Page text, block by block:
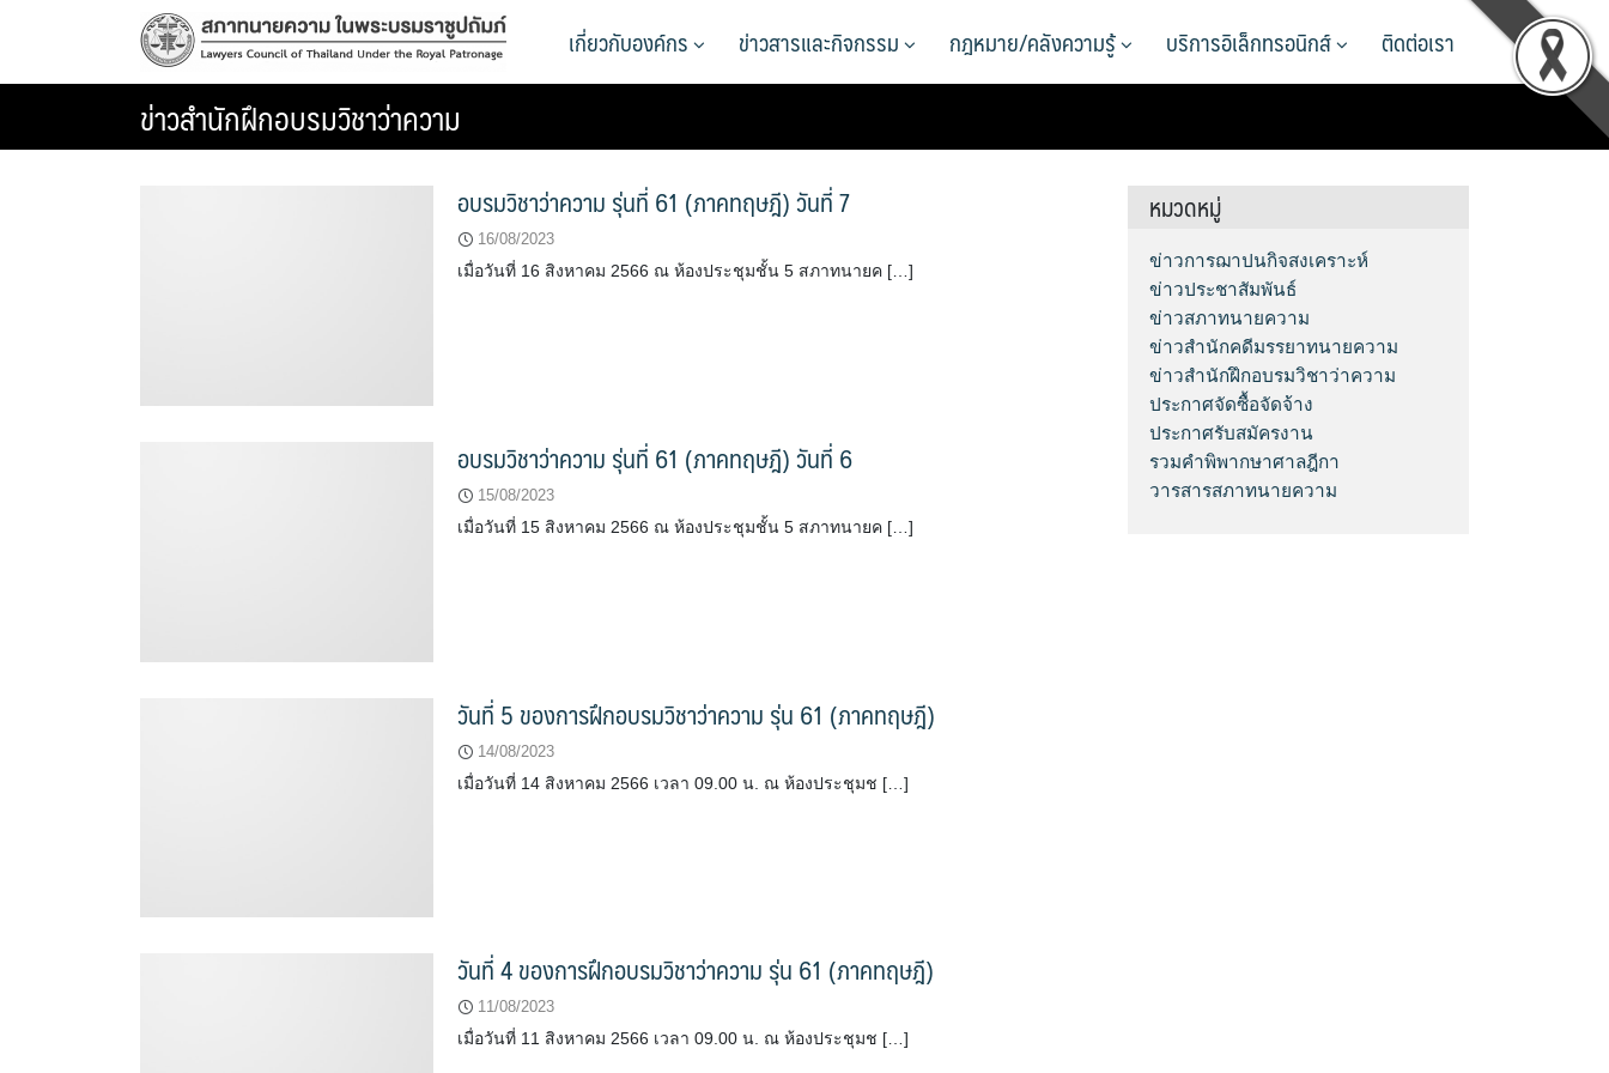
เกี่ยวกับองค์กร ข่าวสารและกิจกรรม กฎหมาย/คลังความรู้ บริการอิเล็กทรอนิกส์ ติดต่อเรา
ข่าวสำนักฝึกอบรมวิชาว่าความ
อบรมวิชาว่าความ รุ่นที่ 61 (ภาคทฤษฎี) วันที่ 7
16/08/2023
เมื่อวันที่ 16 สิงหาคม 2566 ณ ห้องประชุมชั้น 5 สภาทนายค […]
อบรมวิชาว่าความ รุ่นที่ 61 (ภาคทฤษฎี) วันที่ 6
15/08/2023
เมื่อวันที่ 15 สิงหาคม 2566 ณ ห้องประชุมชั้น 5 สภาทนายค […]
วันที่ 5 ของการฝึกอบรมวิชาว่าความ รุ่น 61 (ภาคทฤษฎี)
14/08/2023
เมื่อวันที่ 14 สิงหาคม 2566 เวลา 09.00 น. ณ ห้องประชุมช […]
วันที่ 4 ของการฝึกอบรมวิชาว่าความ รุ่น 61 (ภาคทฤษฎี)
11/08/2023
เมื่อวันที่ 11 สิงหาคม 2566 เวลา 09.00 น. ณ ห้องประชุมช […]
หมวดหมู่
ข่าวการฌาปนกิจสงเคราะห์
ข่าวประชาสัมพันธ์
ข่าวสภาทนายความ
ข่าวสำนักคดีมรรยาทนายความ
ข่าวสำนักฝึกอบรมวิชาว่าความ
ประกาศจัดซื้อจัดจ้าง
ประกาศรับสมัครงาน
รวมคำพิพากษาศาลฎีกา
วารสารสภาทนายความ